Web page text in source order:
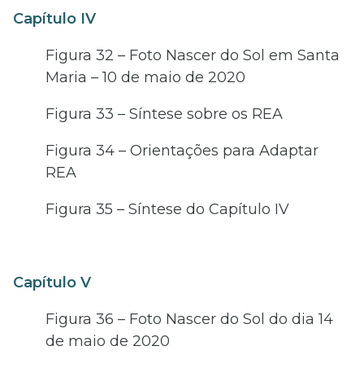
Capítulo IV
Figura 32 – Foto Nascer do Sol em Santa
Maria – 10 de maio de 2020
Figura 33 – Síntese sobre os REA
Figura 34 – Orientações para Adaptar
REA
Figura 35 – Síntese do Capítulo IV
Capítulo V
Figura 36 – Foto Nascer do Sol do dia 14
de maio de 2020